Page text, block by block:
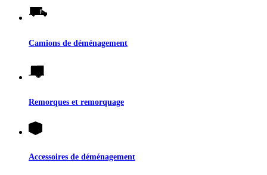
Camions de déménagement
Remorques et remorquage
Accessoires de déménagement